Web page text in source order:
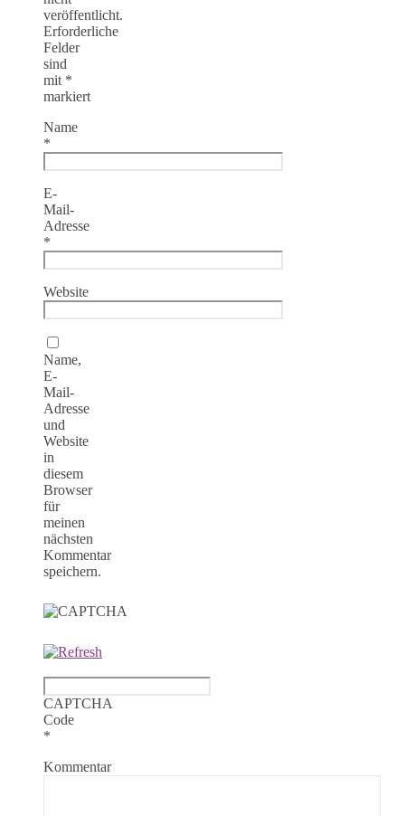
veröffentlicht.
Erforderliche
Felder
sind
mit *
markiert
Name
*
E-
Mail-
Adresse
*
Website
Name,
E-
Mail-
Adresse
und
Website
in
diesem
Browser
für
meinen
nächsten
Kommentar
speichern.
CAPTCHA
Code
*
Kommentar